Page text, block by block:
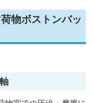
物ボストンバッ